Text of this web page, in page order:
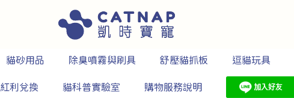
貓砂用品 除臭噴霧與刷具 舒壓貓抓板 逗貓玩具
紅利兌換 貓科普實驗室 購物服務說明